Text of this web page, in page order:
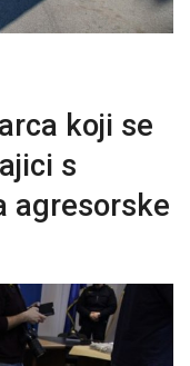
koji se
s
agresorske